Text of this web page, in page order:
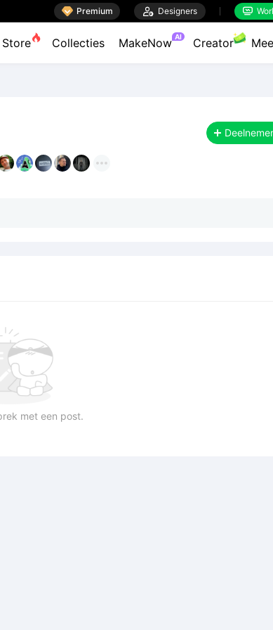
 Premium  Designers 
Store Collecties MakeNow AI Creator
met een post.